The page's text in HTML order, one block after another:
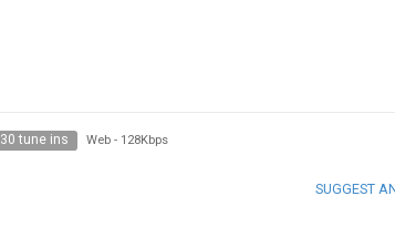
30 tune ins Web - 128Kbps
SUGGEST